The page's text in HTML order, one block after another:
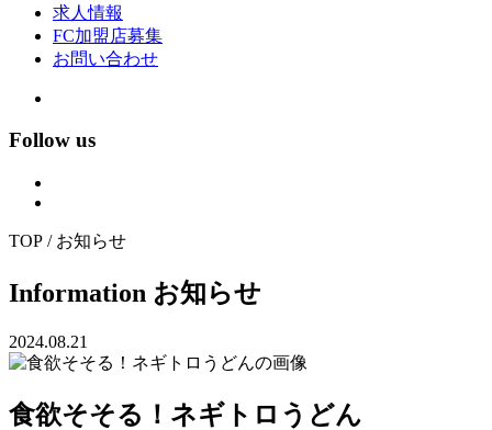
求人情報
FC加盟店募集
お問い合わせ
Follow us
TOP / お知らせ
Information お知らせ
2024.08.21
食欲そそる！ネギトロうどん